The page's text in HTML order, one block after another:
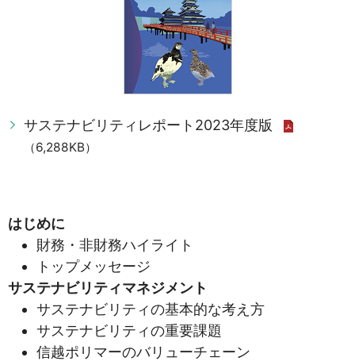
サステナビリティレポート2023年度版
（6,288KB）
はじめに
財務・非財務ハイライト
トップメッセージ
サステナビリティマネジメント
サステナビリティの基本的な考え方
サステナビリティの重要課題
信越ポリマーのバリューチェーン